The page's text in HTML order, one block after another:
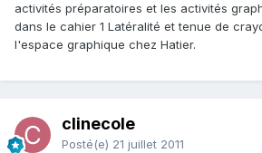
activités préparatoires et les activités
dans le cahier 1 Latéralité et tenue de
l'espace graphique chez Hatier.
clinecole
Posté(e) 21 juillet 2011